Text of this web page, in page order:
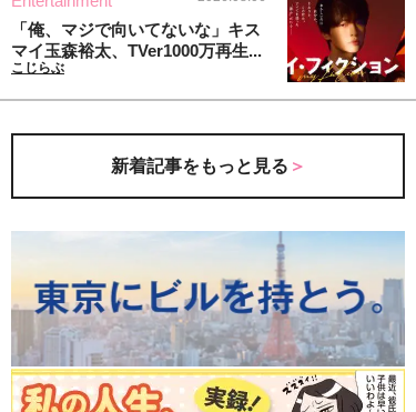
「俺、マジで向いてないな」キス
マイ玉森裕太、TVer1000万再生...
こじらぶ
新着記事をもっと見る